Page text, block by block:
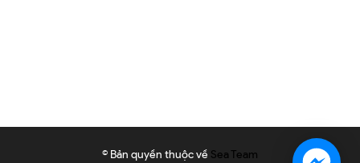
© Bản quyền thuộc về Sea Team